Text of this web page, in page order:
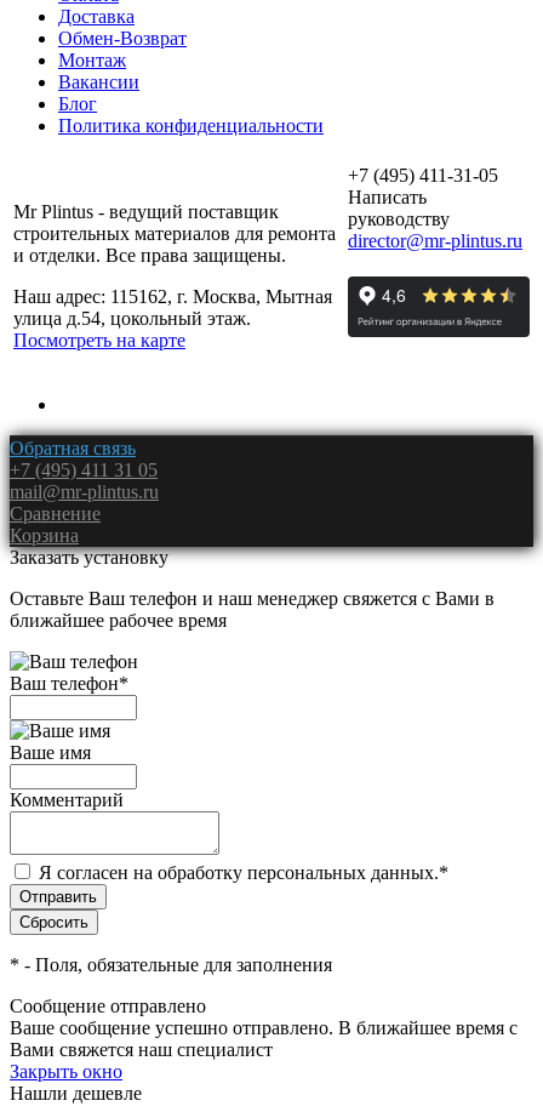
Доставка
Обмен-Возврат
Монтаж
Вакансии
Блог
Политика конфиденциальности
Mr Plintus - ведущий поставщик
строительных материалов для ремонта
и отделки. Все права защищены.
Наш адрес: 115162, г. Москва, Мытная
улица д.54, цокольный этаж.
Посмотреть на карте
+7 (495) 411-31-05
Написать
руководству
director@mr-plintus.ru
Обратная связь
+7 (495) 411 31 05
mail@mr-plintus.ru
Сравнение
Корзина
Заказать установку
Оставьте Ваш телефон и наш менеджер свяжется с Вами в
ближайшее рабочее время
Ваш телефон*
Ваше имя
Комментарий
Я согласен на обработку персональных данных.*
* - Поля, обязательные для заполнения
Сообщение отправлено
Ваше сообщение успешно отправлено. В ближайшее время с
Вами свяжется наш специалист
Закрыть окно
Нашли дешевле